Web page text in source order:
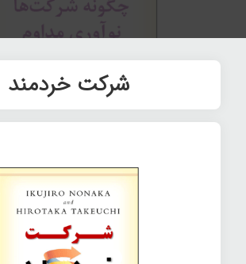
شرکت خردمند